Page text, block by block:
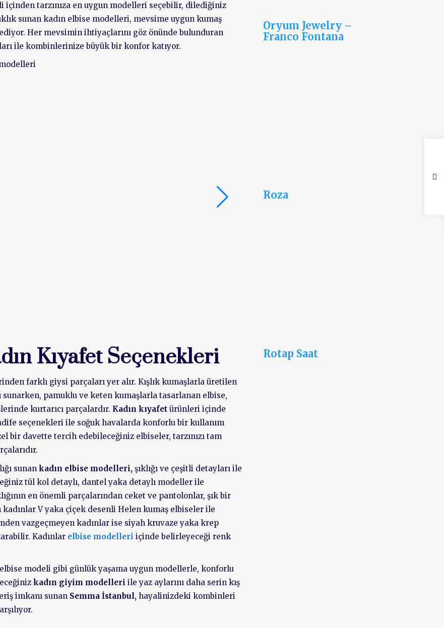
tarzınıza en uygun modelleri seçebilir, dilediğiniz
sunan kadın elbise modelleri, mevsime uygun kumaş
Her mevsimin ihtiyaçlarını göz önünde bulunduran
ile kombinlerinize büyük bir konfor katıyor.
Kıyafet Seçenekleri
farklı giysi parçaları yer alır. Kışlık kumaşlarla üretilen
sunarken, pamuklu ve keten kumaşlarla tasarlanan elbise,
kurtarıcı parçalardır. Kadın kıyafet ürünleri içinde
seçenekleri ile soğuk havalarda konforlu bir kullanım
bir davette tercih edebileceğiniz elbiseler, tarzınızı tam
sunan kadın elbise modelleri, şıklığı ve çeşitli detayları ile
tül kol detaylı, dantel yaka detaylı modeller ile
en önemli parçalarından ceket ve pantolonlar, şık bir
V yaka çiçek desenli Helen kumaş elbiseler ile
vazgeçmeyen kadınlar ise siyah kruvaze yaka krep
Kadınlar elbise modelleri içinde belirleyeceği renk
modeli gibi günlük yaşama uygun modellerle, konforlu
kadın giyim modelleri ile yaz aylarını daha serin kış
imkanı sunan Semma İstanbul, hayalinizdeki kombinleri
Oryum Jewelry –
Franco Fontana
Roza
Rotap Saat